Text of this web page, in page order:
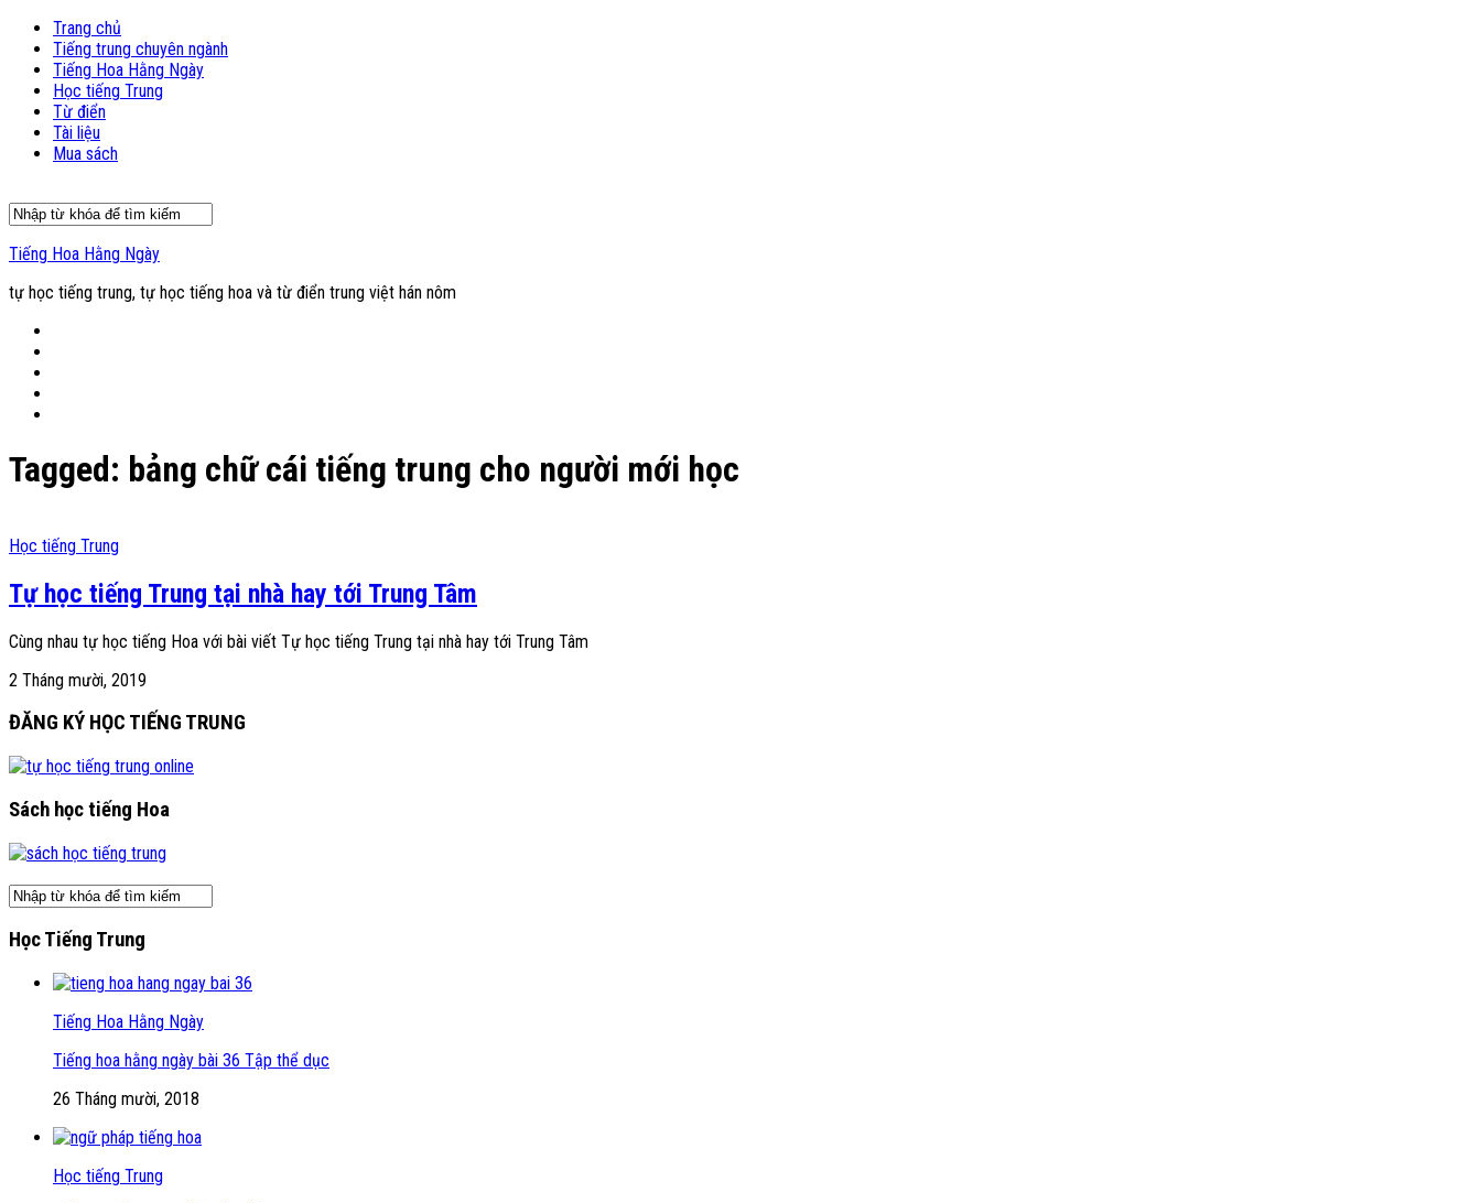
Trang chủ
Tiếng trung chuyên ngành
Tiếng Hoa Hằng Ngày
Học tiếng Trung
Từ điển
Tài liệu
Mua sách
Tiếng Hoa Hằng Ngày
tự học tiếng trung, tự học tiếng hoa và từ điển trung việt hán nôm
Tagged: bảng chữ cái tiếng trung cho người mới học
Học tiếng Trung
Tự học tiếng Trung tại nhà hay tới Trung Tâm
Cùng nhau tự học tiếng Hoa với bài viết Tự học tiếng Trung tại nhà hay tới Trung Tâm
2 Tháng mười, 2019
ĐĂNG KÝ HỌC TIẾNG TRUNG
Sách học tiếng Hoa
Học Tiếng Trung
Tiếng Hoa Hằng Ngày
Tiếng hoa hằng ngày bài 36 Tập thể dục
26 Tháng mười, 2018
Học tiếng Trung